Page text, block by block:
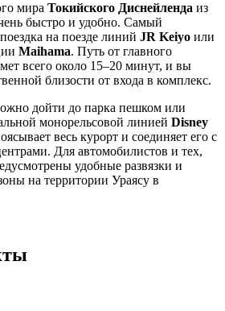
мира Токийского Диснейленда из
быстро и удобно. Самый
на поезде линий JR Keiyo или
Maihama. Путь от главного
всего около 15–20 минут, и вы
близости от входа в комплекс.
дойти до парка пешком или
монорельсовой линией Disney
весь курорт и соединяет его с
Для автомобилистов и тех,
удобные развязки и
на территории Ураясу в